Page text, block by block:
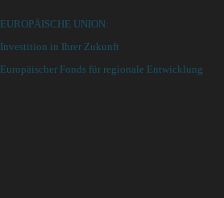
EUROPÄISCHE UNION:
Investition in Ihrer Zukunft
Europäischer Fonds für regionale Entwicklung